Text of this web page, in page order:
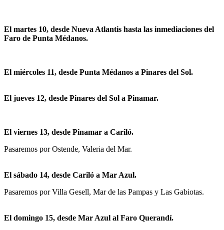
El martes 10, desde Nueva Atlantis hasta las inmediaciones del
Faro de Punta Médanos.
El miércoles 11, desde Punta Médanos a Pinares del Sol.
El jueves 12, desde Pinares del Sol a Pinamar.
El viernes 13, desde Pinamar a Cariló.
Pasaremos por Ostende, Valeria del Mar.
El sábado 14, desde Cariló a Mar Azul.
Pasaremos por Villa Gesell, Mar de las Pampas y Las Gabiotas.
El domingo 15, desde Mar Azul al Faro Querandí.